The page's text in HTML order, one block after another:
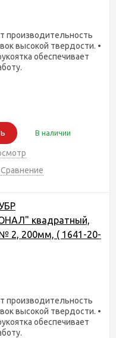
производительность
высокой твердости. •
обеспечивает
В наличии
Сравнение
квадратный,
2, 200мм, ( 1641-20-
производительность
высокой твердости. •
обеспечивает